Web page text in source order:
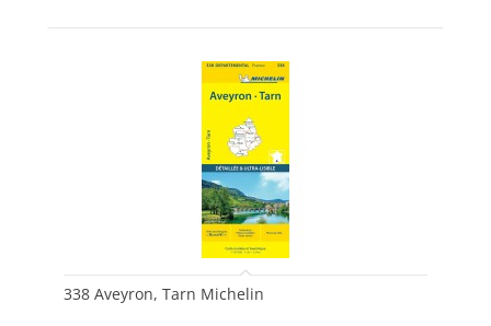
338 Aveyron, Tarn Michelin